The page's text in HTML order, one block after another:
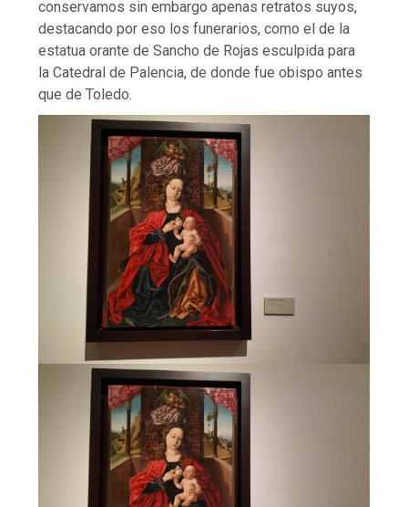
conservamos sin embargo apenas retratos suyos,
destacando por eso los funerarios, como el de la
estatua orante de Sancho de Rojas esculpida para
la Catedral de Palencia, de donde fue obispo antes
que de Toledo.